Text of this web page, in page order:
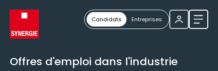
Candidats Entreprises
Offres d'emploi dans l'industrie